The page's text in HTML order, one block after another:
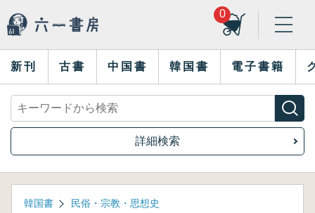
0
新刊 古書 中国書 韓国書 電子書籍
詳細検索
韓国書 民俗・宗教・思想史